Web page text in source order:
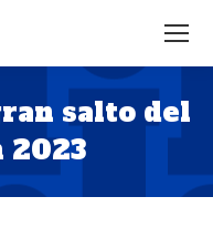
salto del
2023
aquí: